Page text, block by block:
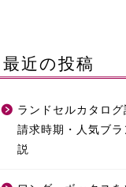
最近の投稿
ランドセルカタロ
請求時期・人気ブ
説